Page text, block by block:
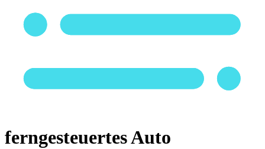
ferngesteuertes Auto